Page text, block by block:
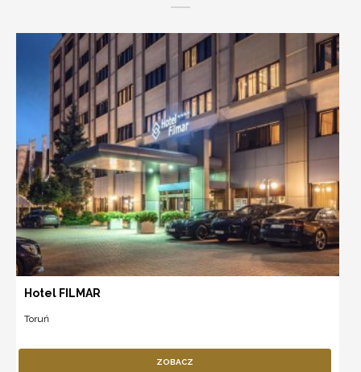
Hotel FILMAR
Toruń
ZOBACZ